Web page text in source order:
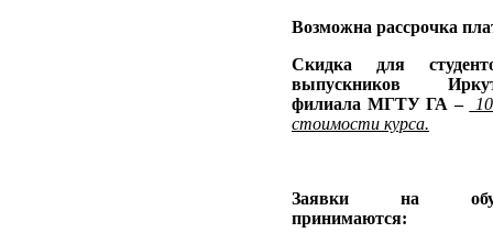
Возможна рассрочка
Скидка для
выпускников
филиала МГТУ ГА –
стоимости курса.
Заявки на
принимаются: